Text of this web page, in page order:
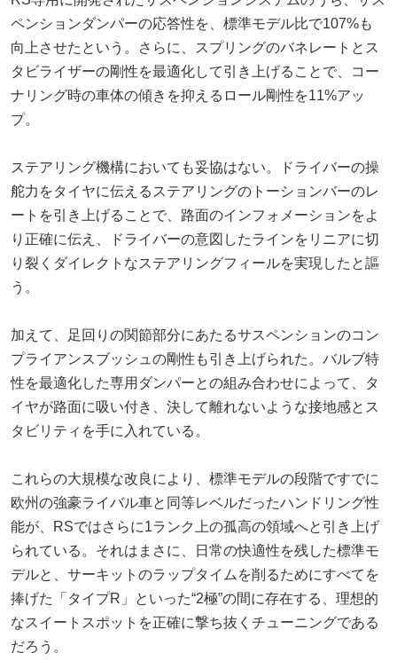
ペンションダンパーの応答性を、標準モデル比で107%も
向上させたという。さらに、スプリングのバネレートとス
タビライザーの剛性を最適化して引き上げることで、コー
ナリング時の車体の傾きを抑えるロール剛性を11%アッ
プ。
ステアリング機構においても妥協はない。ドライバーの操
舵力をタイヤに伝えるステアリングのトーションバーのレ
ートを引き上げることで、路面のインフォメーションをよ
り正確に伝え、ドライバーの意図したラインをリニアに切
り裂くダイレクトなステアリングフィールを実現したと謳
う。
加えて、足回りの関節部分にあたるサスペンションのコン
プライアンスブッシュの剛性も引き上げられた。バルブ特
性を最適化した専用ダンパーとの組み合わせによって、タ
イヤが路面に吸い付き、決して離れないような接地感とス
タビリティを手に入れている。
これらの大規模な改良により、標準モデルの段階ですでに
欧州の強豪ライバル車と同等レベルだったハンドリング性
能が、RSではさらに1ランク上の孤高の領域へと引き上げ
られている。それはまさに、日常の快適性を残した標準モ
デルと、サーキットのラップタイムを削るためにすべてを
捧げた「タイプR」といった“2極”の間に存在する、理想的
なスイートスポットを正確に撃ち抜くチューニングである
だろう。